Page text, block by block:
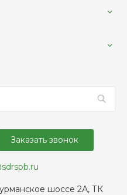
шоссе 2А, ТК
Заказать звонок